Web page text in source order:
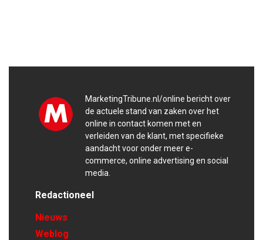
MarketingTribune.nl/online bericht over
de actuele stand van zaken over het
online in contact komen met en
verleiden van de klant, met specifieke
aandacht voor onder meer e-
commerce, online advertising en social
media.
Redactioneel
Nieuws
Weblog